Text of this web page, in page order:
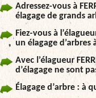
Adressez-vous à
élagage de grands
Fiez-vous à
un élagage d’arbres
Avec l’élagueur
d’élagage ne sont
Élagage d’arbre : à